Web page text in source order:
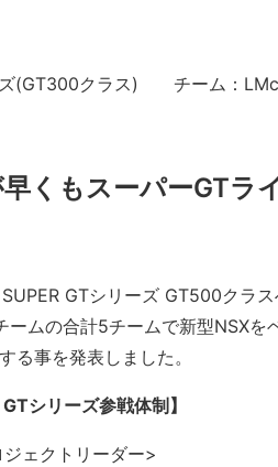
ズ(GT300クラス) チーム：
くもスーパーGTラ
GTシリーズ GT500クラ
ームの合計5チームで新型NSXを
る事を発表しました。
シリーズ参戦体制】
ェクトリーダー>